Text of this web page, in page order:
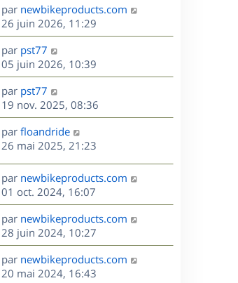
r
m
e
s
s
a
g
e
D
e
r
n
i
e
r
m
e
s
s
a
g
e
par newbikeproducts.com
26 juin 2026, 11:29
D
e
r
n
i
e
r
m
e
s
s
a
g
e
par pst77
05 juin 2026, 10:39
D
e
r
n
i
r
m
e
s
s
a
g
e
par pst77
19 nov. 2025, 08:36
D
e
i
e
r
m
e
s
s
par floandride
26 mai 2025, 21:23
D
e
r
n
i
e
r
m
par newbikeproducts.com
01 oct. 2024, 16:07
D
e
r
n
i
par newbikeproducts.com
28 juin 2024, 10:27
D
e
par newbikeproducts.com
20 mai 2024, 16:43